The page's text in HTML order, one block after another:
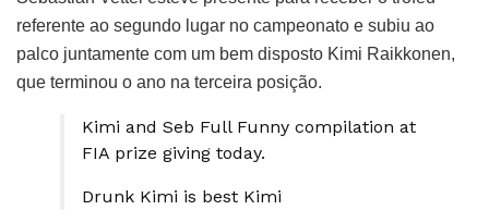
referente ao segundo lugar no campeonato e subiu ao
palco juntamente com um bem disposto Kimi Raikkonen,
que terminou o ano na terceira posição.
Kimi and Seb Full Funny compilation at
FIA prize giving today.
Drunk Kimi is best Kimi